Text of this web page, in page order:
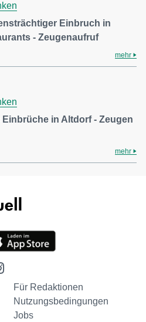
Einbruch in
- Zeugenaufruf
mehr
Einbrüche in Altdorf - Zeugen
mehr
Für Redaktionen
Nutzungsbedingungen
Jobs